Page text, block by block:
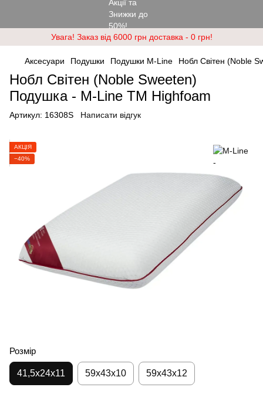
Увага! Заказ від 6000 грн доставка - 0 грн!
Аксесуари Подушки Подушки M-Line Нобл Світен (Noble
Нобл Світен (Noble Sweeten)
Подушка - M-Line ТМ Highfoam
Артикул: 16308S Написати відгук
АКЦІЯ
−40%
Розмір
41,5x24x11 59x43x10 59x43x12